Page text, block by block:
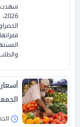
الجمعة 19/